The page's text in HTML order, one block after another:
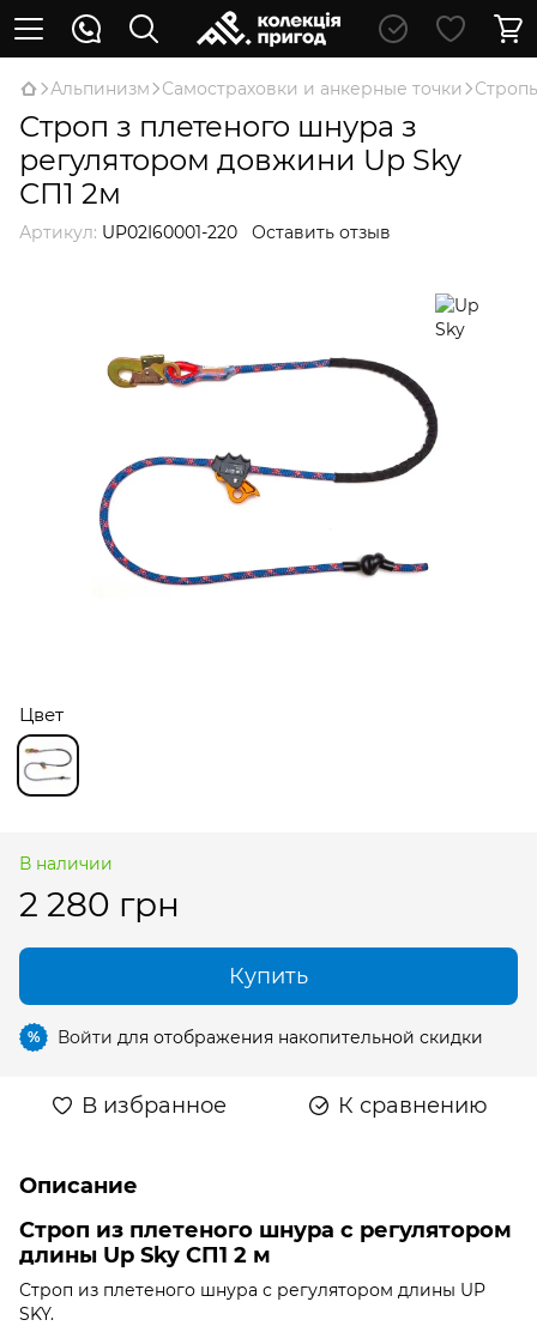
Альпинизм Самостраховки и анкерные точки
Строп з плетеного шнура з
регулятором довжини Up Sky
СП1 2м
Артикул: UP02I60001-220 Оставить отзыв
Цвет
В наличии
2 280 грн
Купить
% Войти для отображения накопительной скидки
В избранное К сравнению
Описание
Строп из плетеного шнура с регулятором
длины Up Sky СП1 2 м
Строп из плетеного шнура с регулятором длины UP
SKY.